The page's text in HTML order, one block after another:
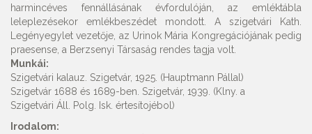
harmincéves fennállásának évfordulóján, az emléktábla
leleplezésekor emlékbeszédet mondott. A szigetvári Kath.
Legényegylet vezetője, az Urinok Mária Kongregációjának pedig
praesense, a Berzsenyi Társaság rendes tagja volt.
Munkái:
Szigetvári kalauz. Szigetvár, 1925. (Hauptmann Pállal)
Szigetvár 1688 és 1689-ben. Szigetvár, 1939. (Klny. a
Szigetvári Áll. Polg. Isk. értesítojébol)
Irodalom: